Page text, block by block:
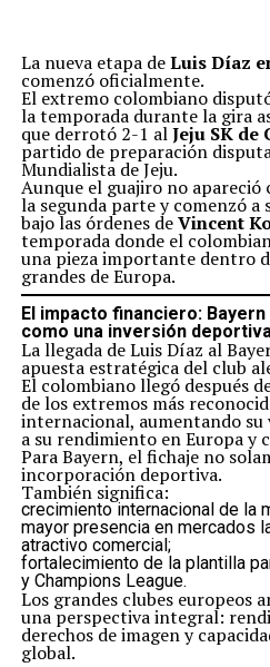
La nueva etapa deLuis Díaz
comenzó oficialmente.
El extremo colombiano
la temporada durante la gira
que derrotó 2-1 alJeju SK de
partido de preparación
Mundialista de Jeju.
Aunque el guajiro no
la segunda parte y comenzó
bajo las órdenes deVincent
temporada donde el
una pieza importante dentro
grandes de Europa.
El impacto financiero:
como una inversión
La llegada de Luis Díaz al
apuesta estratégica del club
El colombiano llegó después
de los extremos más
internacional, aumentando su
a su rendimiento en Europa y
Para Bayern, el fichaje no
incorporación deportiva.
También significa:
crecimiento internacional de la
mayor presencia en mercados
atractivo comercial;
fortalecimiento de la plantilla
y Champions League.
Los grandes clubes europeos
una perspectiva integral:
derechos de imagen y
global.